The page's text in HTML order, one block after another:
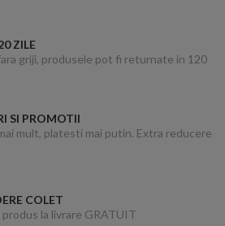
ZILE
griji, produsele pot fi returnate in 120
SI PROMOTII
mult, platesti mai putin. Extra reducere
COLET
la livrare GRATUIT